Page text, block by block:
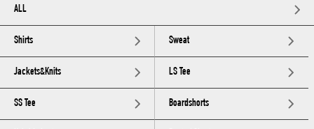
ALL
Shirts Sweat
Jackets&Knits LS Tee
SS Tee Boardshorts